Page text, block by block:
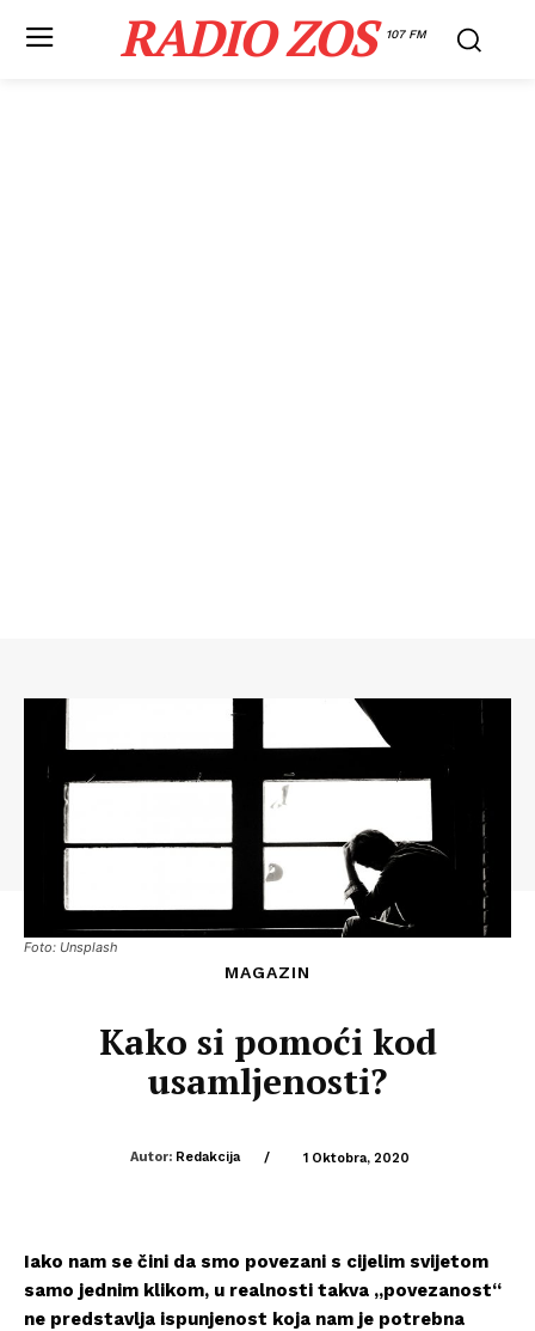
RADIO ZOS 107 FM
Foto: Unsplash
MAGAZIN
Kako si pomoći kod
usamljenosti?
Autor: Redakcija / 1 Oktobra, 2020
Iako nam se čini da smo povezani s cijelim svijetom
samo jednim klikom, u realnosti takva „povezanost“
ne predstavlja ispunjenost koja nam je potrebna